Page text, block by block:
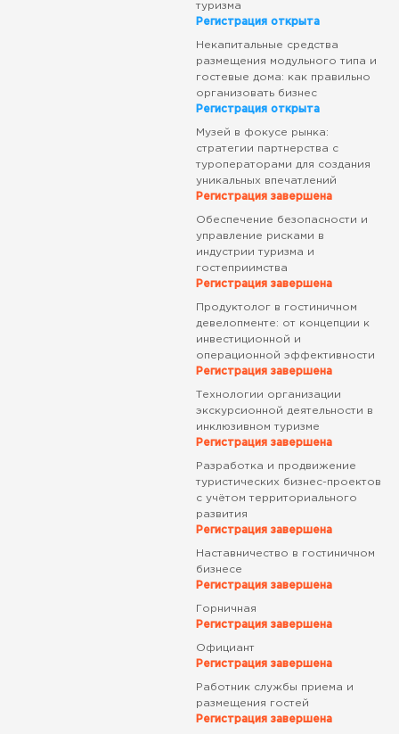
туризма
Регистрация открыта
Некапитальные средства
размещения модульного типа и
гостевые дома: как правильно
организовать бизнес
Регистрация открыта
Музей в фокусе рынка:
стратегии партнерства с
туроператорами для создания
уникальных впечатлений
Регистрация завершена
Обеспечение безопасности и
управление рисками в
индустрии туризма и
гостеприимства
Регистрация завершена
Продуктолог в гостиничном
девелопменте: от концепции к
инвестиционной и
операционной эффективности
Регистрация завершена
Технологии организации
экскурсионной деятельности в
инклюзивном туризме
Регистрация завершена
Разработка и продвижение
туристических бизнес-проектов
с учётом территориального
развития
Регистрация завершена
Наставничество в гостиничном
бизнесе
Регистрация завершена
Горничная
Регистрация завершена
Официант
Регистрация завершена
Работник службы приема и
размещения гостей
Регистрация завершена